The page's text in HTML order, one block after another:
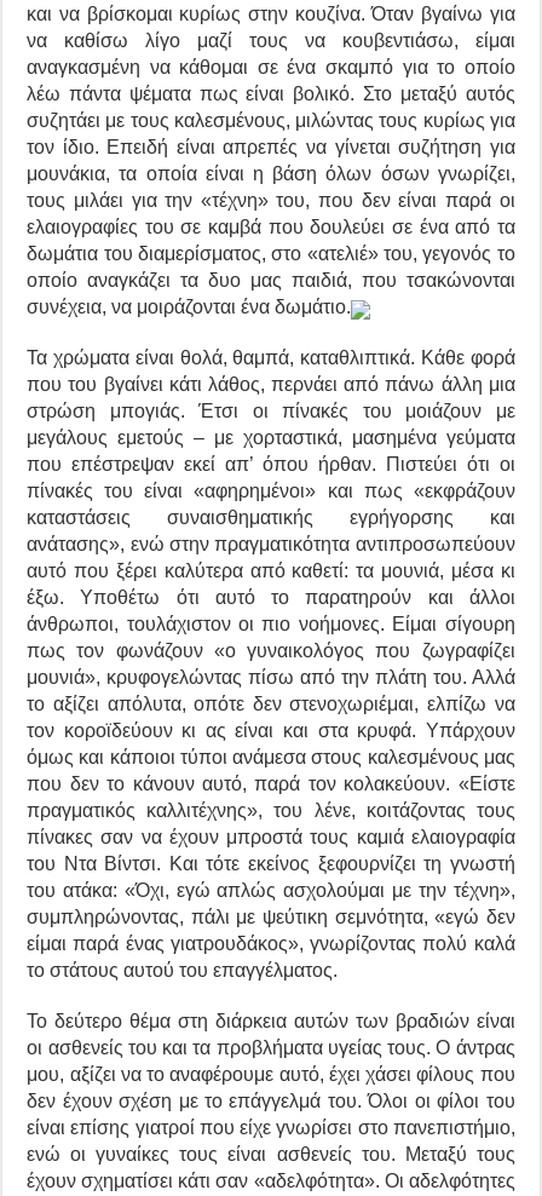
και να βρίσκομαι κυρίως στην κουζίνα. Όταν βγαίνω για
να καθίσω λίγο μαζί τους να κουβεντιάσω, είμαι
αναγκασμένη να κάθομαι σε ένα σκαμπό για το οποίο
λέω πάντα ψέματα πως είναι βολικό. Στο μεταξύ αυτός
συζητάει με τους καλεσμένους, μιλώντας τους κυρίως για
τον ίδιο. Επειδή είναι απρεπές να γίνεται συζήτηση για
μουνάκια, τα οποία είναι η βάση όλων όσων γνωρίζει,
τους μιλάει για την «τέχνη» του, που δεν είναι παρά οι
ελαιογραφίες του σε καμβά που δουλεύει σε ένα από τα
δωμάτια του διαμερίσματος, στο «ατελιέ» του, γεγονός το
οποίο αναγκάζει τα δυο μας παιδιά, που τσακώνονται
συνέχεια, να μοιράζονται ένα δωμάτιο.
Τα χρώματα είναι θολά, θαμπά, καταθλιπτικά. Κάθε φορά
που του βγαίνει κάτι λάθος, περνάει από πάνω άλλη μια
στρώση μπογιάς. Έτσι οι πίνακές του μοιάζουν με
μεγάλους εμετούς – με χορταστικά, μασημένα γεύματα
που επέστρεψαν εκεί απ’ όπου ήρθαν. Πιστεύει ότι οι
πίνακές του είναι «αφηρημένοι» και πως «εκφράζουν
καταστάσεις συναισθηματικής εγρήγορσης και
ανάτασης», ενώ στην πραγματικότητα αντιπροσωπεύουν
αυτό που ξέρει καλύτερα από καθετί: τα μουνιά, μέσα κι
έξω. Υποθέτω ότι αυτό το παρατηρούν και άλλοι
άνθρωποι, τουλάχιστον οι πιο νοήμονες. Είμαι σίγουρη
πως τον φωνάζουν «ο γυναικολόγος που ζωγραφίζει
μουνιά», κρυφογελώντας πίσω από την πλάτη του. Αλλά
το αξίζει απόλυτα, οπότε δεν στενοχωριέμαι, ελπίζω να
τον κοροϊδεύουν κι ας είναι και στα κρυφά. Υπάρχουν
όμως και κάποιοι τύποι ανάμεσα στους καλεσμένους μας
που δεν το κάνουν αυτό, παρά τον κολακεύουν. «Είστε
πραγματικός καλλιτέχνης», του λένε, κοιτάζοντας τους
πίνακες σαν να έχουν μπροστά τους καμιά ελαιογραφία
του Ντα Βίντσι. Και τότε εκείνος ξεφουρνίζει τη γνωστή
του ατάκα: «Όχι, εγώ απλώς ασχολούμαι με την τέχνη»,
συμπληρώνοντας, πάλι με ψεύτικη σεμνότητα, «εγώ δεν
είμαι παρά ένας γιατρουδάκος», γνωρίζοντας πολύ καλά
το στάτους αυτού του επαγγέλματος.
Το δεύτερο θέμα στη διάρκεια αυτών των βραδιών είναι
οι ασθενείς του και τα προβλήματα υγείας τους. Ο άντρας
μου, αξίζει να το αναφέρουμε αυτό, έχει χάσει φίλους που
δεν έχουν σχέση με το επάγγελμά του. Όλοι οι φίλοι του
είναι επίσης γιατροί που είχε γνωρίσει στο πανεπιστήμιο,
ενώ οι γυναίκες τους είναι ασθενείς του. Μεταξύ τους
έχουν σχηματίσει κάτι σαν «αδελφότητα». Οι αδελφότητες